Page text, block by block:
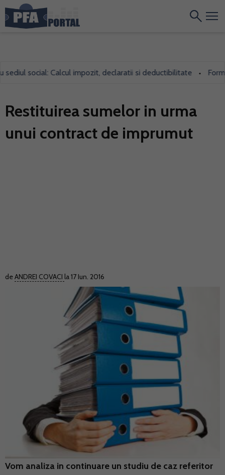
social: Calcul impozit, declaratii si deductibilitate •
Restituirea sumelor in urma
unui contract de imprumut
deANDREI COVACI la 17 Iun. 2016
Vom analiza in continuare un studiu de caz referitor